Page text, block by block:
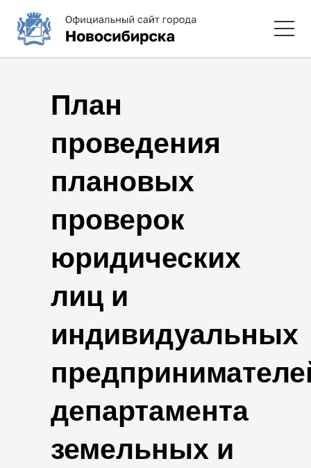
План
проведения
плановых
проверок
юридических
лиц и
индивидуальных
департамента
земельных и